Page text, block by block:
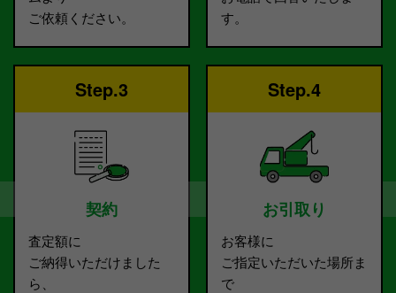
ご依頼ください。
す。
Step.3
契約
査定額に
ご納得いただけました
ら、
Step.4
お引取り
お客様に
ご指定いただいた場所ま
で